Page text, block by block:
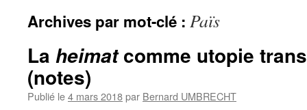
Archives par mot-clé : Païs
La heimatcomme utopie
(notes)
Publié le4 mars 2018par Bernard UMBRECHT